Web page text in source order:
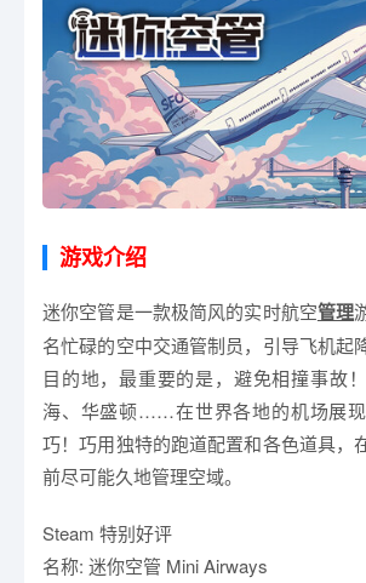
有疑问？请点击复制链接咨询！
游戏介绍
迷你空管是一款极简风的实时航空管理
名忙碌的空中交通管制员，引导飞机起
目的地，最重要的是，避免相撞事故
海、华盛顿……在世界各地的机场展
巧！巧用独特的跑道配置和各色道具，
前尽可能久地管理空域。
Steam 特别好评
名称: 迷你空管 Mini Airways